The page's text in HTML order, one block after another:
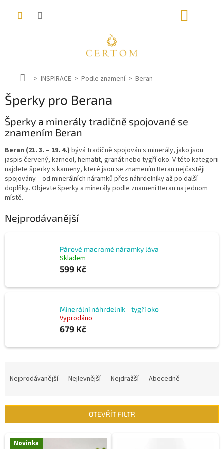
D
m
INSPIRACE Podle znamení Beran
Šperky pro Berana
Šperky a minerály tradičně spojované se
znamením Beran
Beran (21. 3. – 19. 4.) bývá tradičně spojován s minerály, jako jsou
jaspis červený, karneol, hematit, granát nebo tygří oko. V této kategorii
najdete šperky s kameny, které jsou se znamením Beran nejčastěji
spojovány – od minerálních náramků přes náhrdelníky až po další
doplňky. Objevte šperky a minerály podle znamení Beran na jednom
místě.
Nejprodávanější
Párové macramé náramky láva
Skladem
599 Kč
Minerální náhrdelník - tygří oko
Vyprodáno
679 Kč
í
Nejprodávanější Nejlevnější Nejdražší Abecedně
OTEVŘÍT FILTR
V Novinka